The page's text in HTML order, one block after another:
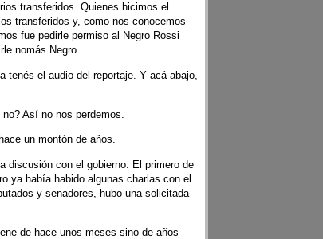
transferidos. Quienes hicimos el
transferidos y, como nos conocemos
fue pedirle permiso al Negro Rossi
nomás Negro.
tenés el audio del reportaje. Y acá abajo,
Así no nos perdemos.
un montón de años.
discusión con el gobierno. El primero de
ya había habido algunas charlas con el
y senadores, hubo una solicitada
de hace unos meses sino de años